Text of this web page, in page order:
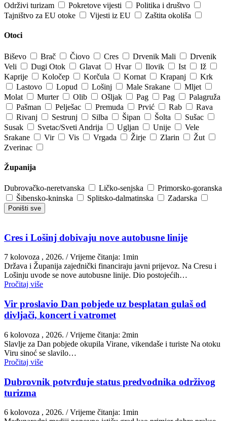
Održivi turizam
Pokretove vijesti
Politika i društvo
Tajništvo za EU otoke
Vijesti iz EU Zaštita okoliša
Otoci
Biševo Brač Čiovo Cres Drvenik Mali
Drvenik
Veli
Dugi Otok Glavat Hvar Ilovik Ist
Iž
Kaprije
Koločep Korčula Kornat Krapanj
Krk
Lastovo
Lopud Lošinj Male Srakane
Mljet
Molat
Murter Olib Ošljak Pag Pag
Palagruža
Pašman
Pelješac Premuda Prvić Rab
Rava
Rivanj
Sestrunj Silba Šipan Šolta
Sušac
Susak
Svetac/Sveti Andrija Ugljan Unije
Vele
Srakane
Vir Vis Vrgada Žirje Zlarin
Žut
Zverinac
Županija
Dubrovačko-neretvanska Ličko-senjska
Primorsko-goranska
Šibensko-kninska
Splitsko-dalmatinska Zadarska
Poništi sve
Cres i Lošinj dobivaju nove autobusne linije
7 kolovoza , 2026. / Vrijeme čitanja: 1min
Država i Županija zajednički financiraju javni prijevoz. Na Cresu i
Lošinju uvode se nove autobusne linije. Dio postojećih…
Pročitaj više
Vir proslavio Dan pobjede uz besplatan gulaš od
divljači, koncert i vatromet
6 kolovoza , 2026. / Vrijeme čitanja: 2min
Slavlje za Dan pobjede okupila Virane, vikendaše i turiste Na otoku
Viru sinoć se slavilo…
Pročitaj više
Dubrovnik potvrđuje status predvodnika održivog
turizma
6 kolovoza , 2026. / Vrijeme čitanja: 1min